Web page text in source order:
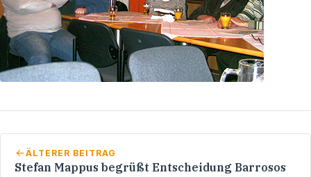
ÄLTERER BEITRAG
Stefan Mappus begrüßt Entscheidung Barrosos